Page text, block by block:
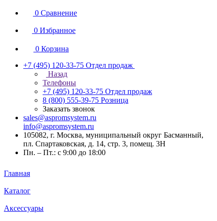
0 Сравнение
0 Избранное
0 Корзина
+7 (495) 120-33-75 Отдел продаж
Назад
Телефоны
+7 (495) 120-33-75 Отдел продаж
8 (800) 555-39-75 Розница
Заказать звонок
sales@aspromsystem.ru
info@aspromsystem.ru
105082, г. Москва, муниципальный округ Басманный,
пл. Спартаковская, д. 14, стр. 3, помещ. 3Н
Пн. – Пт.: с 9:00 до 18:00
Главная
Каталог
Аксессуары